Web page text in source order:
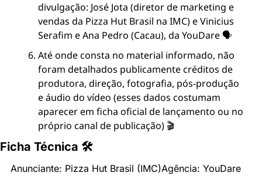
divulgação: José Jota (diretor de marketing e
vendas da Pizza Hut Brasil na IMC) e Vinicius
Serafim e Ana Pedro (Cacau), da YouDare 🗣️
Até onde consta no material informado, não
foram detalhados publicamente créditos de
produtora, direção, fotografia, pós-produção
e áudio do vídeo (esses dados costumam
aparecer em ficha oficial de lançamento ou no
próprio canal de publicação) 🎬
Ficha Técnica 🛠
Anunciante: Pizza Hut Brasil (IMC)Agência: YouDare